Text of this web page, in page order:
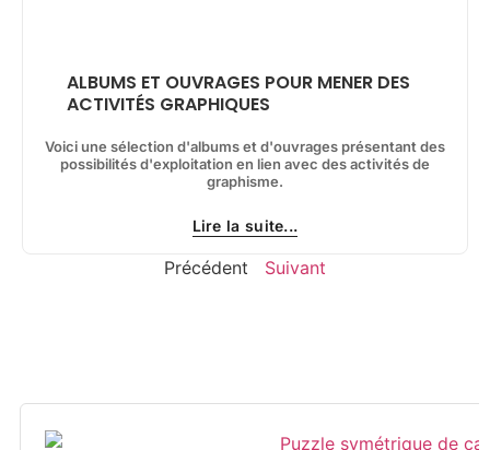
ALBUMS ET OUVRAGES POUR MENER DES
ACTIVITÉS GRAPHIQUES
Voici une sélection d'albums et d'ouvrages présentant des
possibilités d'exploitation en lien avec des activités de
graphisme.
Lire la suite...
Précédent Suivant